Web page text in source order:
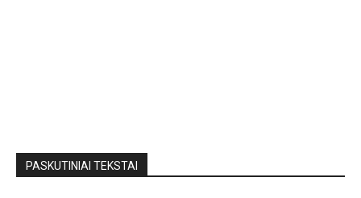
PASKUTINIAI TEKSTAI